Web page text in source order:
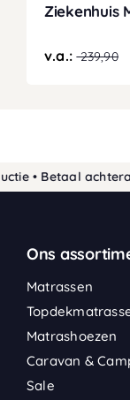
Ziekenhuis
v.a.:239,90
achteraf
Ons
Matrassen
Matrashoezen
Caravan &
Sale